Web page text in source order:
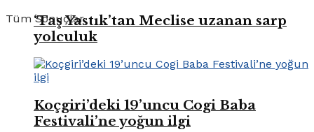
Tüm Sonuçlar
‘Taş Yastık’tan Meclise uzanan sarp
yolculuk
Koçgiri’deki 19’uncu Cogi Baba
Festivali’ne yoğun ilgi